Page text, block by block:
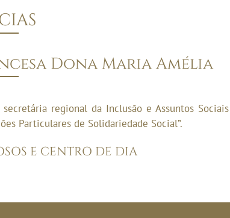
Dona Maria Amélia
regional da Inclusão e Assuntos
Particulares de Solidariedade Social”.
E CENTRO DE DIA